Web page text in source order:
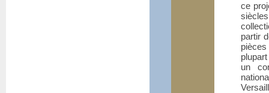
ce
partir
un